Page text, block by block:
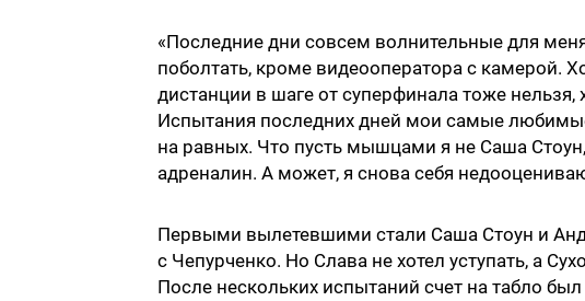
«Последние дни совсем волнительные для
поболтать, кроме видеооператора с камерой.
дистанции в шаге от суперфинала тоже нельзя,
Испытания последних дней мои самые
на равных. Что пусть мышцами я не Саша
адреналин. А может, я снова себя
Первыми вылетевшими стали Саша Стоун и
с Чепурченко. Но Слава не хотел уступать, а
После нескольких испытаний счет на табло